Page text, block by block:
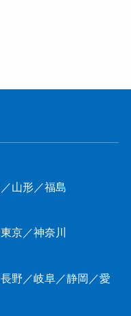
／山形／福島
東京／神奈川
長野 ／岐阜 ／静岡 ／愛